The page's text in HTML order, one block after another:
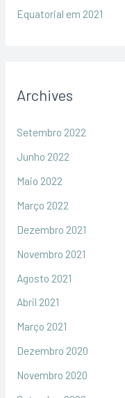
Equatorial em 2021
Archives
Setembro 2022
Junho 2022
Maio 2022
Março 2022
Dezembro 2021
Novembro 2021
Agosto 2021
Abril 2021
Março 2021
Dezembro 2020
Novembro 2020